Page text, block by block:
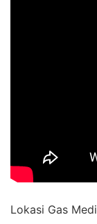
Lokasi Gas